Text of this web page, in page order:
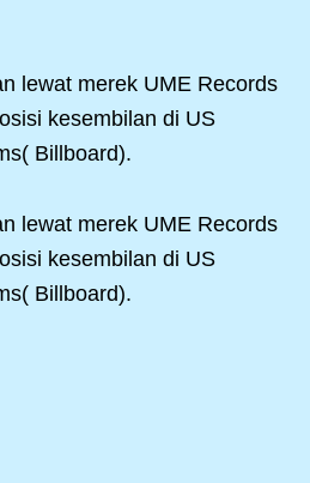
lewat merek UME Records
kesembilan di US
Billboard).
lewat merek UME Records
kesembilan di US
Billboard).